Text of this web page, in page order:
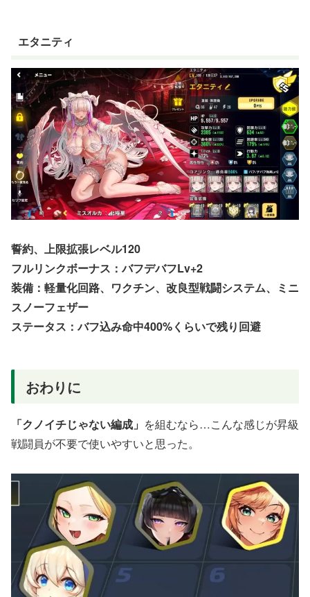
エタニティ
誓約、上限拡張レベル120
フルリンクボーナス：バフデバフLv+2
装備：軽量化回路、ワクチン、改良型戦闘システム、ミニ
スノーフェザー
ステータス：バフ込み命中400%くらいで残り回避
おわりに
「クノイチじゃない編成」 を組むなら…こんな感じが昇級
戦闘員が不要で使いやすいと思った。